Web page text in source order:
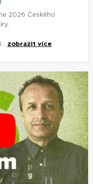
2026 Českého
zobrazit více